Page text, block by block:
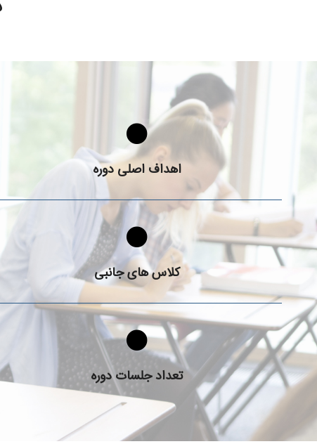
اهداف اصلی دوره
هدف از برگزاری دوره آیلتس چیست؟
کلاس‌ های جانبی
چه کلاس ها و خدمات جانبی در دوره آیلتس برگزار می‌شوند؟
تعداد جلسات دوره
دوره های آیلتس چند جلسه ای برگزار می‌شوند؟